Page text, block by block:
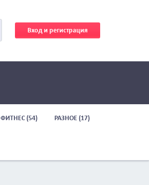
Вход и регистрация
ФИТНЕС (54) РАЗНОЕ (17)